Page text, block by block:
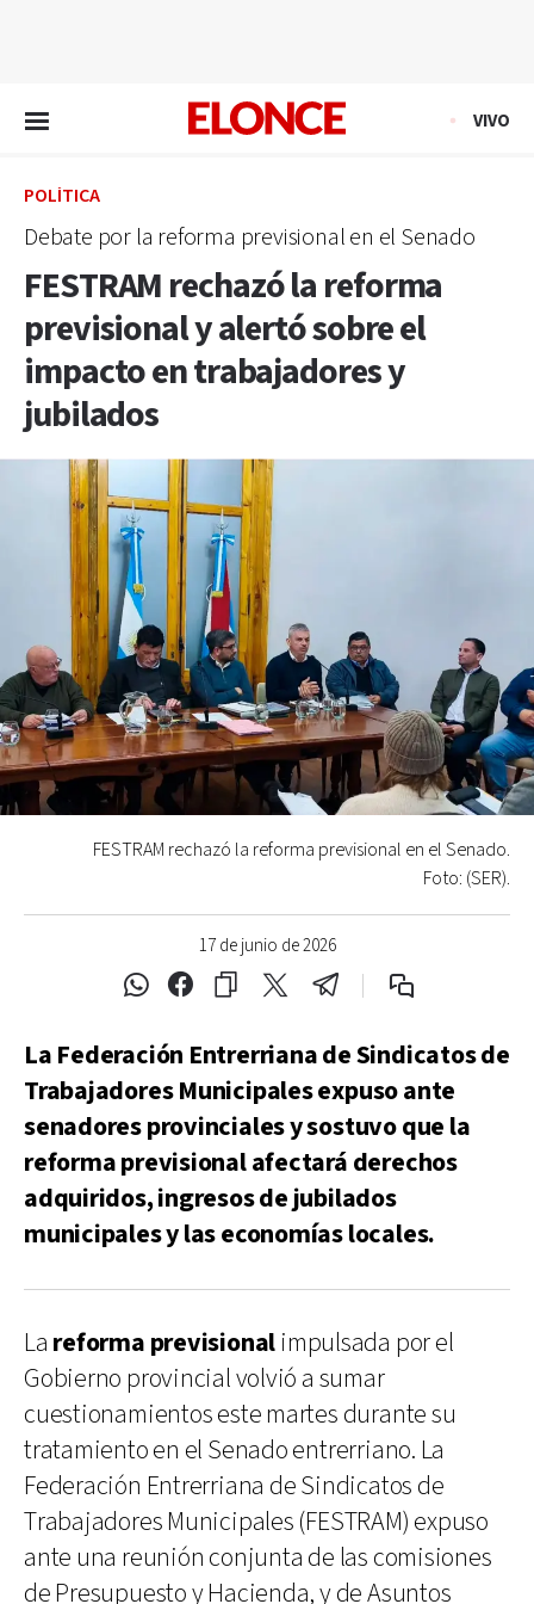
VIVO
POLÍTICA
Debate por la reforma previsional en el Senado
FESTRAM rechazó la reforma
previsional y alertó sobre el
impacto en trabajadores y
jubilados
17 de junio de 2026
FESTRAM rechazó la reforma previsional en el Senado.
Foto: (SER).
La Federación Entrerriana de Sindicatos de
Trabajadores Municipales expuso ante
senadores provinciales y sostuvo que la
reforma previsional afectará derechos
adquiridos, ingresos de jubilados
municipales y las economías locales.
La reforma previsional impulsada por el
Gobierno provincial volvió a sumar
cuestionamientos este martes durante su
tratamiento en el Senado entrerriano. La
Federación Entrerriana de Sindicatos de
Trabajadores Municipales (FESTRAM) expuso
ante una reunión conjunta de las comisiones
de Presupuesto y Hacienda, y de Asuntos